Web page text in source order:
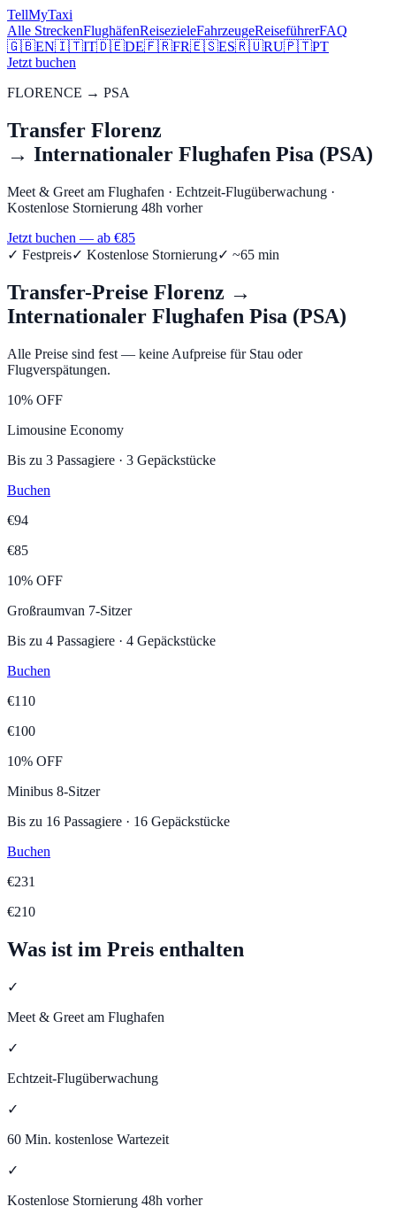
TellMyTaxi
Alle StreckenFlughäfenReisezieleFahrzeugeReiseführerFAQ
🇬🇧EN🇮🇹IT🇩🇪DE🇫🇷FR🇪🇸ES🇷🇺RU🇵🇹PT
Jetzt buchen
FLORENCE → PSA
Transfer Florenz
→ Internationaler Flughafen Pisa (PSA)
Meet & Greet am Flughafen · Echtzeit-Flugüberwachung ·
Kostenlose Stornierung 48h vorher
Jetzt buchen — ab €85
✓ Festpreis✓ Kostenlose Stornierung✓ ~65 min
Transfer-Preise Florenz →
Internationaler Flughafen Pisa (PSA)
Alle Preise sind fest — keine Aufpreise für Stau oder
Flugverspätungen.
10% OFF
Limousine Economy
Bis zu 3 Passagiere · 3 Gepäckstücke
Buchen
€94
€85
10% OFF
Großraumvan 7-Sitzer
Bis zu 4 Passagiere · 4 Gepäckstücke
Buchen
€110
€100
10% OFF
Minibus 8-Sitzer
Bis zu 16 Passagiere · 16 Gepäckstücke
Buchen
€231
€210
Was ist im Preis enthalten
✓
Meet & Greet am Flughafen
✓
Echtzeit-Flugüberwachung
✓
60 Min. kostenlose Wartezeit
✓
Kostenlose Stornierung 48h vorher